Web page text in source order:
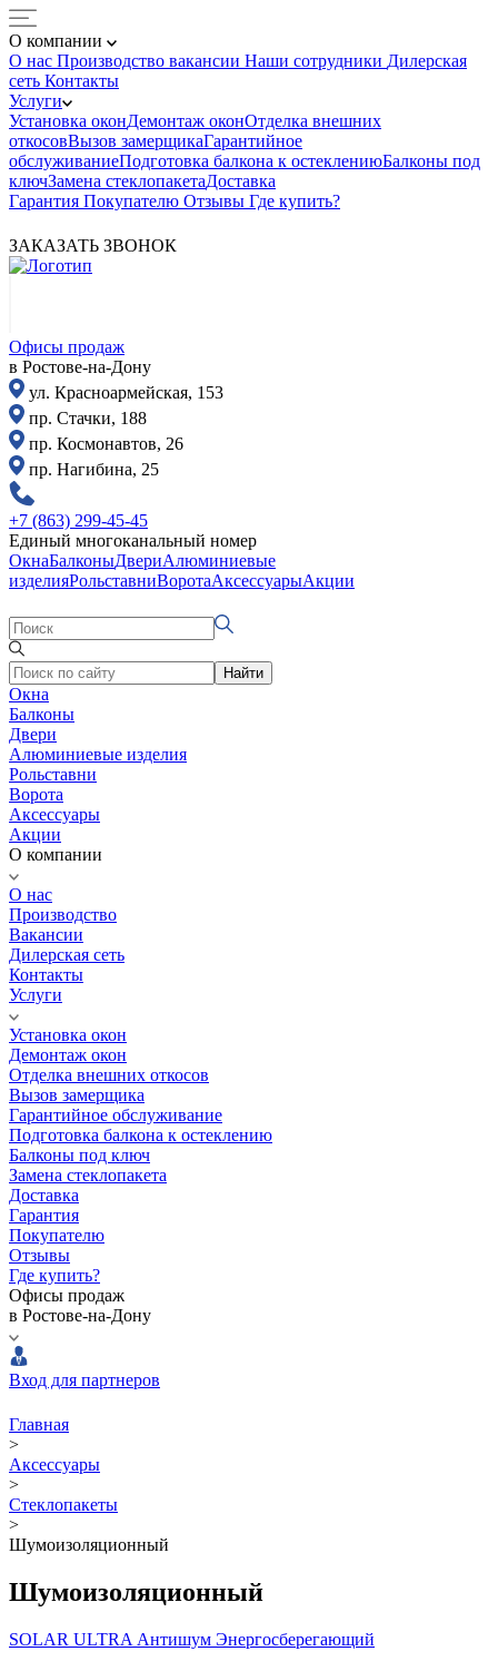
О компании
О нас Производство вакансии Наши сотрудники Дилерская
сеть Контакты
Услуги
Установка оконДемонтаж оконОтделка внешних
откосовВызов замерщикаГарантийное
обслуживаниеПодготовка балкона к остеклениюБалконы под
ключЗамена стеклопакетаДоставка
Гарантия Покупателю Отзывы Где купить?
ЗАКАЗАТЬ ЗВОНОК
Офисы продаж
в Ростове-на-Дону
ул. Красноармейская, 153
пр. Стачки, 188
пр. Космонавтов, 26
пр. Нагибина, 25
+7 (863) 299-45-45
Единый многоканальный номер
ОкнаБалконыДвериАлюминиевые
изделияРольставниВоротаАксессуарыАкции
Найти
Окна
Балконы
Двери
Алюминиевые изделия
Рольставни
Ворота
Аксессуары
Акции
О компании
О нас
Производство
Вакансии
Дилерская сеть
Контакты
Услуги
Установка окон
Демонтаж окон
Отделка внешних откосов
Вызов замерщика
Гарантийное обслуживание
Подготовка балкона к остеклению
Балконы под ключ
Замена стеклопакета
Доставка
Гарантия
Покупателю
Отзывы
Где купить?
Офисы продаж
в Ростове-на-Дону
Вход для партнеров
Главная
>
Аксессуары
>
Стеклопакеты
>
Шумоизоляционный
Шумоизоляционный
SOLAR ULTRA Антишум Энергосберегающий